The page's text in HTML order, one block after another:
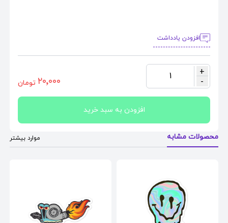
افزودن یادداشت
+
-
1 ٢٠٬٠٠٠ تومان
افزودن به سبد خرید
محصولات مشابه موارد بیشتر